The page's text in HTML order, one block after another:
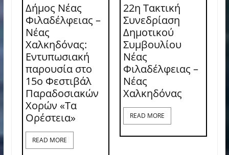
Δήμος Νέας
Φιλαδέλφειας –
Νέας
Χαλκηδόνας:
Εντυπωσιακή
παρουσία στο
15ο Φεστιβάλ
Παραδοσιακών
Χορών «Τα
Ορέστεια»
READ MORE
22η Τακτική
Συνεδρίαση
Δημοτικού
Συμβουλίου
Νέας
Φιλαδέλφειας –
Νέας
Χαλκηδόνας
READ MORE